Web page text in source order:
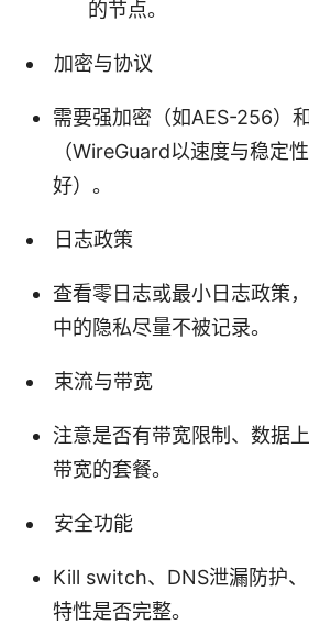
的节点。
加密与协议
需要强加密（如AES-256）
（WireGuard以速度与稳定
好）。
日志政策
查看零日志或最小日志政策
中的隐私尽量不被记录。
束流与带宽
注意是否有带宽限制、数据
带宽的套餐。
安全功能
Kill switch、DNS泄漏防护
特性是否完整。